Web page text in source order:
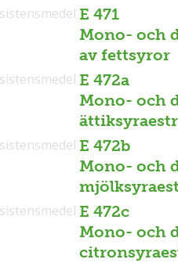
E 471
Mono- och
av fettsyror
E 472a
Mono- och
E 472b
Mono- och
E 472c
Mono- och